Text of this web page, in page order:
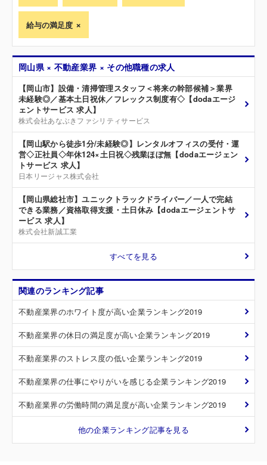
給与の満足度
岡山県 × 不動産業界 × その他職種の求人
【岡山市】設備・清掃管理スタッフ＜将来の幹部候補＞業界
未経験◎／基本土日祝休／フレックス制度有◇【dodaエージ
ェントサービス 求人】
株式会社あなぶきファシリティサービス
【岡山駅から徒歩1分/未経験◎】レンタルオフィスの受付・運
営◇正社員◇年休124×土日祝◇残業ほぼ無【dodaエージェン
トサービス 求人】
日本リージャス株式会社
【岡山県総社市】ユニックトラックドライバー／一人で完結
できる業務／資格取得支援・土日休み【dodaエージェントサ
ービス 求人】
株式会社新誠工業
すべてを見る
関連のランキング記事
不動産業界のホワイト度が高い企業ランキング2019
不動産業界の休日の満足度が高い企業ランキング2019
不動産業界のストレス度の低い企業ランキング2019
不動産業界の仕事にやりがいを感じる企業ランキング2019
不動産業界の労働時間の満足度が高い企業ランキング2019
他の企業ランキング記事を見る